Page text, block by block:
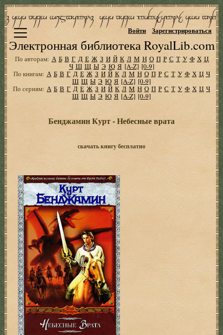
Электронная библиотека RoyalLib.com
Войти Зарегистрироваться
По авторам: А Б В Г Д Е Ж З И Й К Л М Н О П Р С Т У Ф Х Ц
Ч Ш Щ Ы Э Ю Я [A-Z] [0-9]
По книгам: А Б В Г Д Е Ж З И Й К Л М Н О П Р С Т У Ф Х Ц Ч
Ш Щ Ы Э Ю Я [A-Z] [0-9]
По сериям: А Б В Г Д Е Ж З И Й К Л М Н О П Р С Т У Ф Х Ц Ч
Ш Щ Ы Э Ю Я [A-Z] [0-9]
Бенджамин Курт - Небесные врата
скачать книгу бесплатно